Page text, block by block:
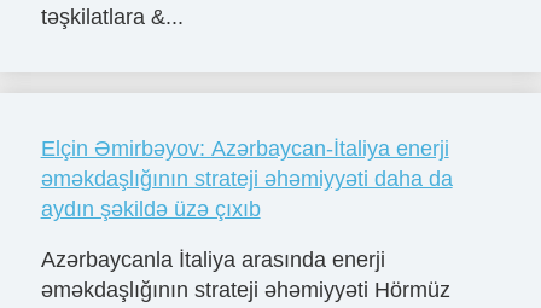
təşkilatlara &...
Elçin Əmirbəyov: Azərbaycan-İtaliya enerji
əməkdaşlığının strateji əhəmiyyəti daha da
aydın şəkildə üzə çıxıb
Azərbaycanla İtaliya arasında enerji
əməkdaşlığının strateji əhəmiyyəti Hörmüz